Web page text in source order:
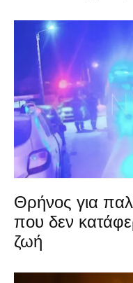
Θρήνος για
που δεν
ζωή